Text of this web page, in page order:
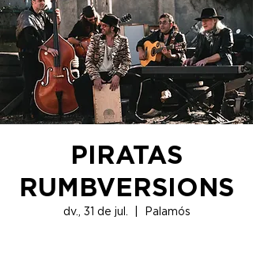
PIRATAS
RUMBVERSIONS
dv., 31 de jul. Palamós